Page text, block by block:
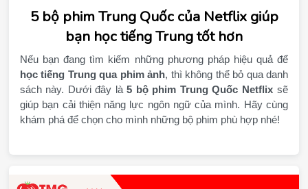
5 bộ phim Trung Quốc của Netflix giúp
bạn học tiếng Trung tốt hơn
học tiếng Trung qua phim ảnh, thì không thể bỏ qua danh
sách này. Dưới đây là 5 bộ phim Trung Quốc Netflix sẽ
giúp bạn cải thiện năng lực ngôn ngữ của mình. Hãy cùng
khám phá để chọn cho mình những bộ phim phù hợp nhé!